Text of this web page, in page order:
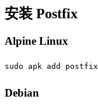
安装 Postfix
Alpine Linux
sudo apk add postfix
Debian